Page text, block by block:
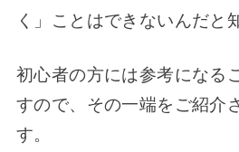
く」ことはできないんだと
初心者の方には参考になる
すので、その一端をご紹介
す。